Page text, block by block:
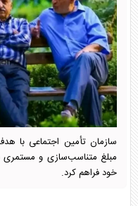
سازمان تأمین اجتماعی با
خود فراهم کرد.